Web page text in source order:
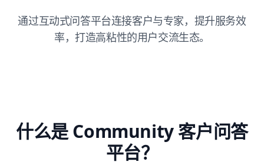
通过互动式问答平台连接客户与专家，提升服务效
率，打造高粘性的用户交流生态。
什么是 Community 客户问答
平台？